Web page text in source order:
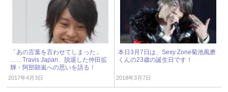
「あの言葉を言わせてしまった」
……Travis Japan、脱退した仲田拡
輝・阿部顕嵐への思いを語る！
2017年4月3日
本日3月7日は、Sexy Zone菊池風磨
くんの23歳の誕生日です！
2018年3月7日